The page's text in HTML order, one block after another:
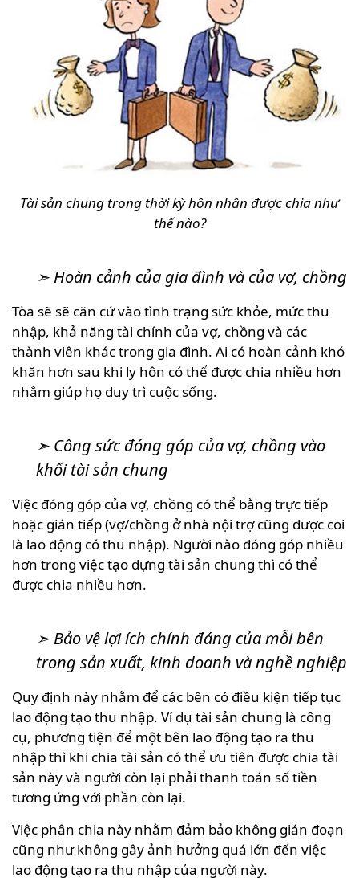
Tài sản chung trong thời kỳ hôn nhân được chia như
thế nào?
➣ Hoàn cảnh của gia đình và của vợ, chồng
Tòa sẽ sẽ căn cứ vào tình trạng sức khỏe, mức thu
nhập, khả năng tài chính của vợ, chồng và các
thành viên khác trong gia đình. Ai có hoàn cảnh khó
khăn hơn sau khi ly hôn có thể được chia nhiều hơn
nhằm giúp họ duy trì cuộc sống.
➣ Công sức đóng góp của vợ, chồng vào
khối tài sản chung
Việc đóng góp của vợ, chồng có thể bằng trực tiếp
hoặc gián tiếp (vợ/chồng ở nhà nội trợ cũng được coi
là lao động có thu nhập). Người nào đóng góp nhiều
hơn trong việc tạo dựng tài sản chung thì có thể
được chia nhiều hơn.
➣ Bảo vệ lợi ích chính đáng của mỗi bên
trong sản xuất, kinh doanh và nghề nghiệp
Quy định này nhằm để các bên có điều kiện tiếp tục
lao động tạo thu nhập. Ví dụ tài sản chung là công
cụ, phương tiện để một bên lao động tạo ra thu
nhập thì khi chia tài sản có thể ưu tiên được chia tài
sản này và người còn lại phải thanh toán số tiền
tương ứng với phần còn lại.
Việc phân chia này nhằm đảm bảo không gián đoạn
cũng như không gây ảnh hưởng quá lớn đến việc
lao động tạo ra thu nhập của người này.